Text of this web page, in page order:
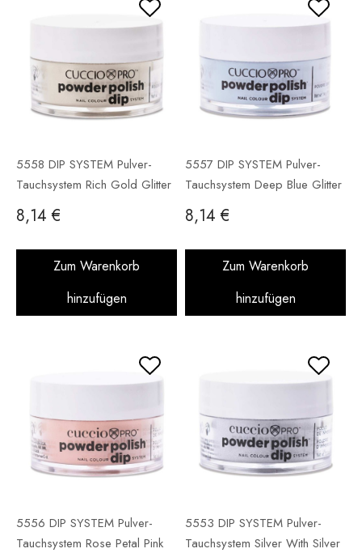
5558 DIP SYSTEM Pulver-
Tauchsystem Rich Gold Glitter
14 g
8,14 €
Zum Warenkorb
hinzufügen
5557 DIP SYSTEM Pulver-
Tauchsystem Deep Blue Glitter
14 g
8,14 €
Zum Warenkorb
hinzufügen
5556 DIP SYSTEM Pulver-
Tauchsystem Rose Petal Pink
5553 DIP SYSTEM Pulver-
Tauchsystem Silver With Silver